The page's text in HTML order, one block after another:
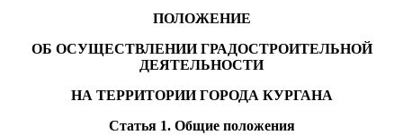
ПОЛОЖЕНИЕ
ОБ ОСУЩЕСТВЛЕНИИ ГРАДОСТРОИТЕЛЬНОЙ
ДЕЯТЕЛЬНОСТИ
НА ТЕРРИТОРИИ ГОРОДА КУРГАНА
Статья 1. Общие положения